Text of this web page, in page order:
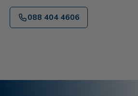
088 404 4606